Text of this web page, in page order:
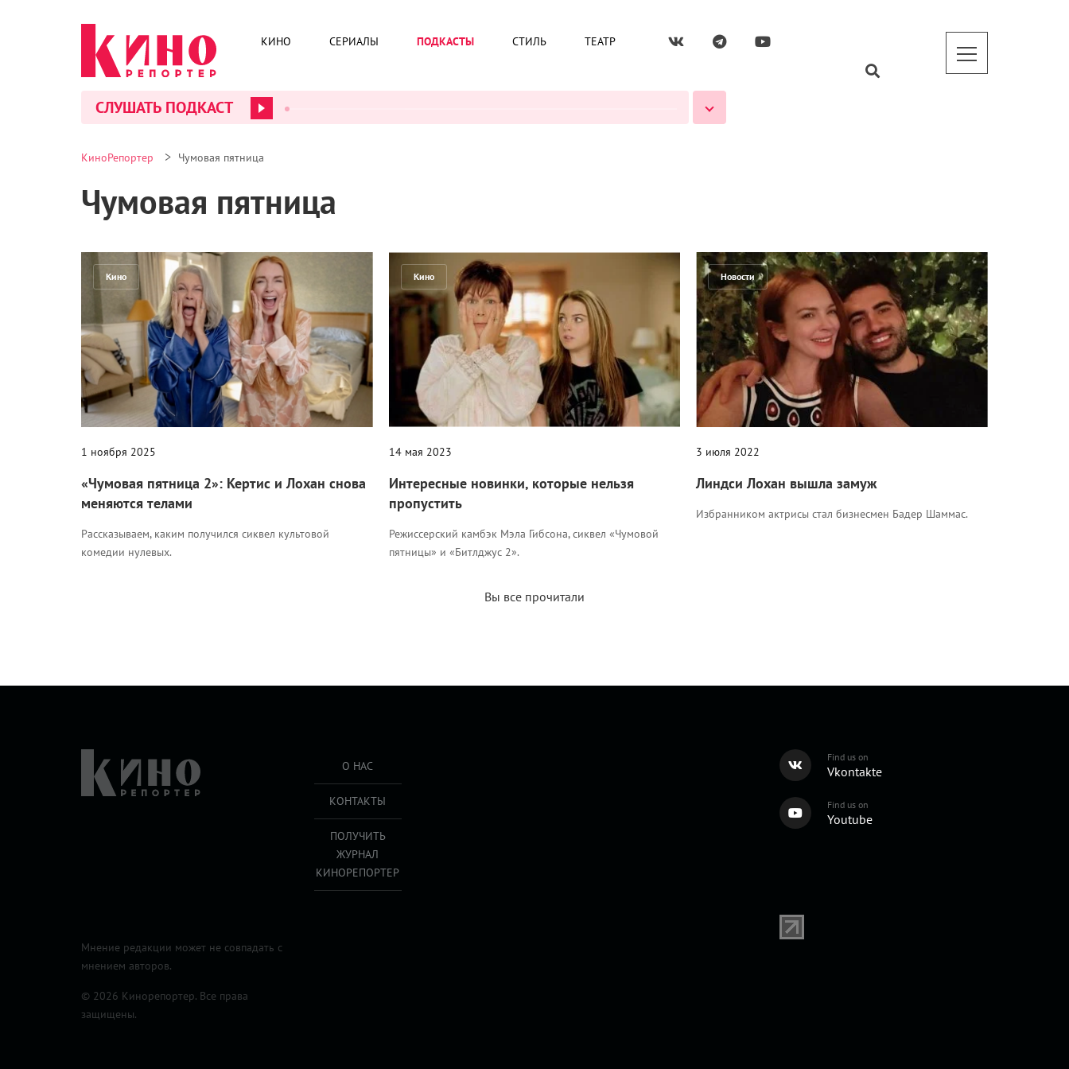
КИНО СЕРИАЛЫ ПОДКАСТЫ СТИЛЬ ТЕАТР
СЛУШАТЬ ПОДКАСТ
КиноРепортер > Чумовая пятница
Чумовая пятница
Кино
1 ноября 2025
«Чумовая пятница 2»: Кертис и Лохан снова
меняются телами
Рассказываем, каким получился сиквел культовой
комедии нулевых.
Кино
14 мая 2023
Интересные новинки, которые нельзя
пропустить
Режиссерский камбэк Мэла Гибсона, сиквел «Чумовой
пятницы» и «Битлджус 2».
Новости
3 июля 2022
Линдси Лохан вышла замуж
Избранником актрисы стал бизнесмен Бадер Шаммас.
Вы все прочитали
О НАС
КОНТАКТЫ
ПОЛУЧИТЬ
ЖУРНАЛ
КИНОРЕПОРТЕР
Find us on
Vkontakte
Find us on
Youtube
Мнение редакции может не совпадать с
мнением авторов.
© 2026 Кинорепортер. Все права
защищены.